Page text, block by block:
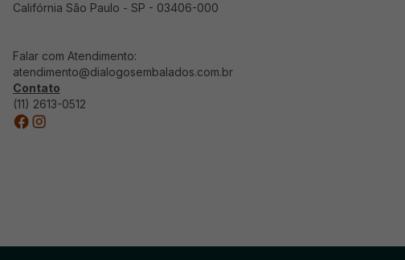
Califórnia São Paulo - SP - 03406-000
Falar com Atendimento:
atendimento@dialogosembalados.com.br
Contato
(11) 2613-0512